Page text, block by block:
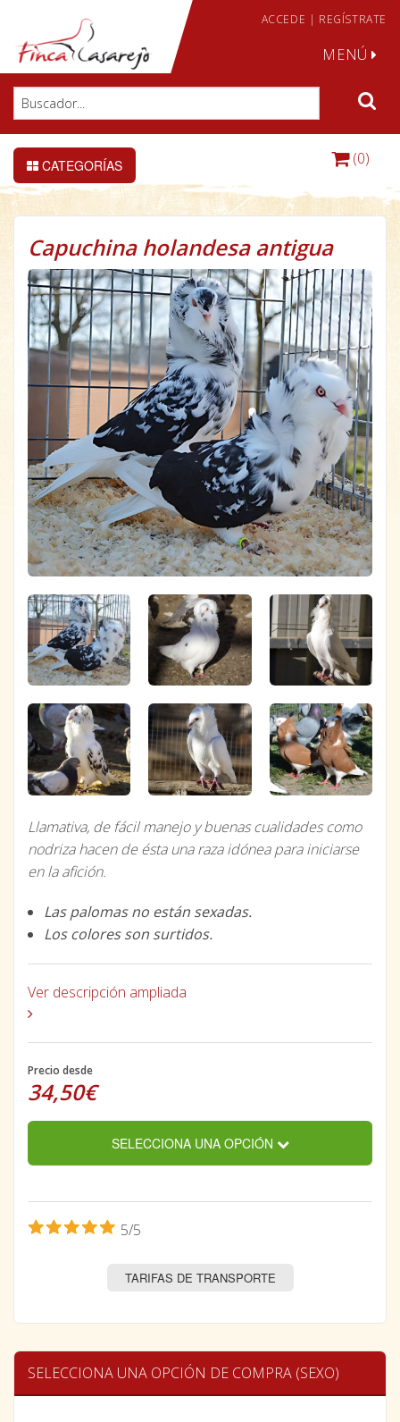
ACCEDE | REGÍSTRATE
MENÚ
CATEGORÍAS (0)
Capuchina holandesa antigua
Llamativa, de fácil manejo y buenas cualidades como
nodriza hacen de ésta una raza idónea para iniciarse
en la afición.
Las palomas no están sexadas.
Los colores son surtidos.
Ver descripción ampliada
Precio desde
34,50€
SELECCIONA UNA OPCIÓN
5/5
TARIFAS DE TRANSPORTE
SELECCIONA UNA OPCIÓN DE COMPRA (SEXO)